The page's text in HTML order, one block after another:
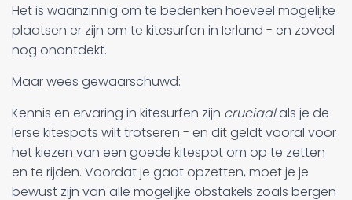
Het is waanzinnig om te bedenken hoeveel mogelijke
plaatsen er zijn om te kitesurfen in Ierland - en zoveel
nog onontdekt.
Maar wees gewaarschuwd:
Kennis en ervaring in kitesurfen zijn cruciaalals je de
Ierse kitespots wilt trotseren - en dit geldt vooral voor
het kiezen van een goede kitespot om op te zetten
en te rijden. Voordat je gaat opzetten, moet je je
bewust zijn van alle mogelijke obstakels zoals bergen